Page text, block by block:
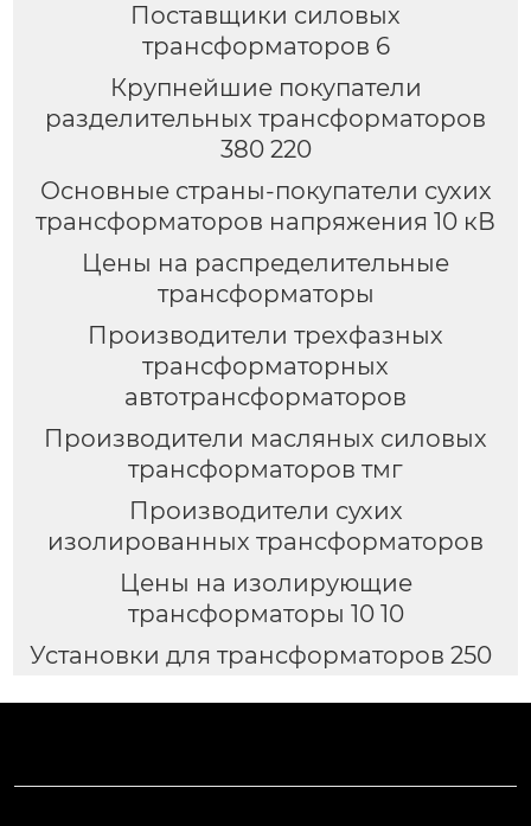
Поставщики силовых
трансформаторов 6
Крупнейшие покупатели
разделительных трансформаторов
380 220
Основные страны-покупатели сухих
трансформаторов напряжения 10 кВ
Цены на распределительные
трансформаторы
Производители трехфазных
трансформаторных
автотрансформаторов
Производители масляных силовых
трансформаторов тмг
Производители сухих
изолированных трансформаторов
Цены на изолирующие
трансформаторы 10 10
Установки для трансформаторов 250